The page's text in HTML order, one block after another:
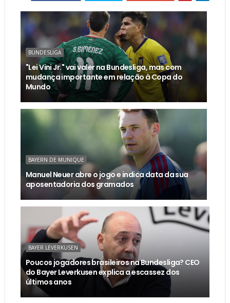
BUNDESLIGA
"Lei Vini Jr." vai valer na Bundesliga, mas com
mudança importante em relação à Copa do
Mundo
BAYERN DE MUNIQUE
Manuel Neuer abre o jogo e indica data da sua
aposentadoria dos gramados
BAYER LEVERKUSEN
Poucos jogadores brasileiros na Bundesliga? CEO
do Bayer Leverkusen explica a escassez dos
últimos anos